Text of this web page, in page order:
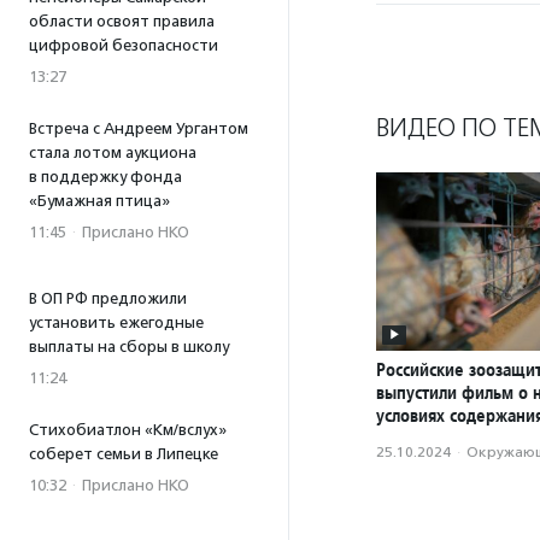
области освоят правила
цифровой безопасности
13:27
Встреча с Андреем Ургантом
стала лотом аукциона
в поддержку фонда
«Бумажная птица»
11:45 · Прислано НКО
В ОП РФ предложили
установить ежегодные
выплаты на сборы в школу
11:24
Стихобиатлон «Км/вслух»
соберет семьи в Липецке
10:32 · Прислано НКО
ВИДЕО ПО
Российские
выпустили фильм о
условиях
25.10.2024 ·